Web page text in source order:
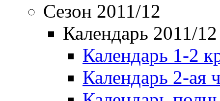
Сезон 2011/12
Календарь 2011/12
Календарь 1-2
Календарь 2-ая